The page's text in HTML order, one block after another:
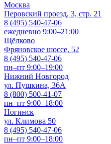
Москва
Перовский проезд, 3, стр. 21
8 (495) 540-47-06
ежедневно 9:00–21:00
Щёлково
Фряновское шоссе, 52
8 (495) 540-47-06
пн–пт 9:00–19:00
Нижний Новгород
ул. Пушкина, 36А
8 (800) 500-41-07
пн–пт 9:00–18:00
Ногинск
ул. Климова 50
8 (495) 540-47-06
пн–пт 9:00–18:00